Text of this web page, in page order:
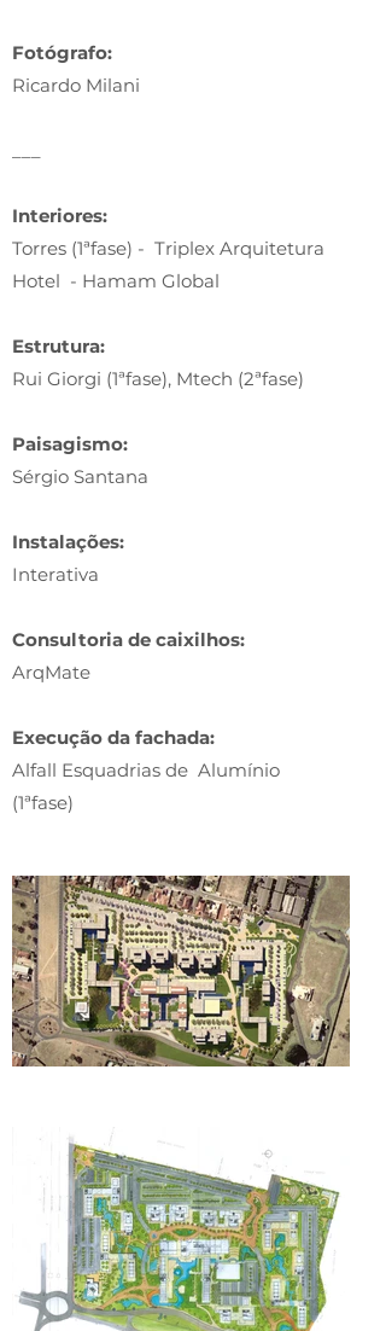
Fotógrafo:
Ricardo Milani
Interiores:
Torres (1ªfase) - Triplex Arquitetura
Hotel - Hamam Global
Estrutura:
Rui Giorgi (1ªfase), Mtech (2ªfase)
Paisagismo:
Sérgio Santana
Instalações:
Interativa
Consultoria de caixilhos:
ArqMate
Execução da fachada:
Alfall Esquadrias de Alumínio
(1ªfase)